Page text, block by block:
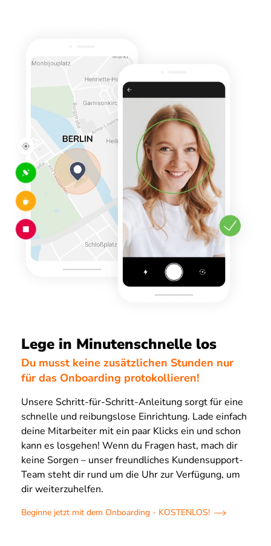
Lege in Minutenschnelle los
Du musst keine zusätzlichen Stunden nur
für das Onboarding protokollieren!
Unsere Schritt-für-Schritt-Anleitung sorgt für eine
schnelle und reibungslose Einrichtung. Lade einfach
deine Mitarbeiter mit ein paar Klicks ein und schon
kann es losgehen! Wenn du Fragen hast, mach dir
keine Sorgen – unser freundliches Kundensupport-
Team steht dir rund um die Uhr zur Verfügung, um
dir weiterzuhelfen.
Beginne jetzt mit dem Onboarding - KOSTENLOS!